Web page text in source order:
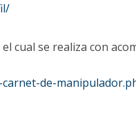
cual se realiza con
de-